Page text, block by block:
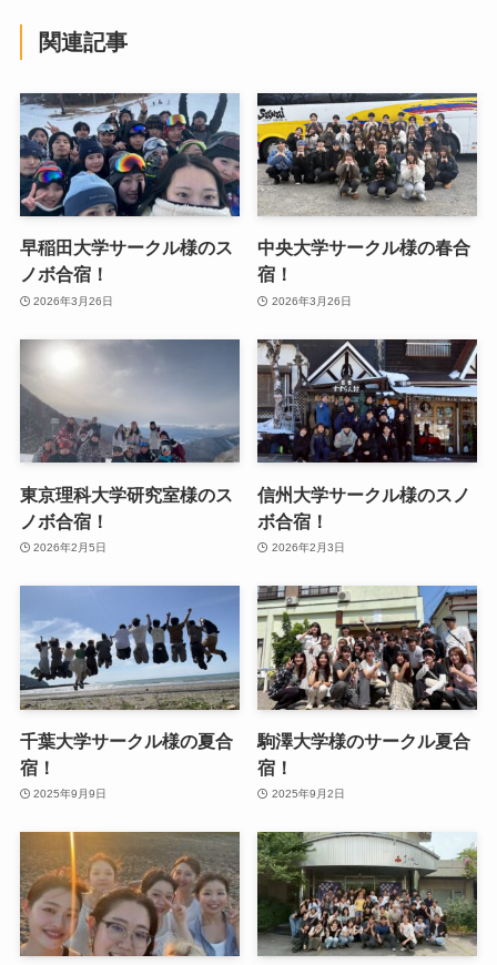
関連記事
早稲田大学サークル様のス
ノボ合宿！
2026年3月26日
中央大学サークル様の春合
宿！
2026年3月26日
東京理科大学研究室様のス
ノボ合宿！
2026年2月5日
信州大学サークル様のスノ
ボ合宿！
2026年2月3日
千葉大学サークル様の夏合
宿！
2025年9月9日
駒澤大学様のサークル夏合
宿！
2025年9月2日